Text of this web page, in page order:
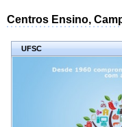
Centros Ensino,
UFSC